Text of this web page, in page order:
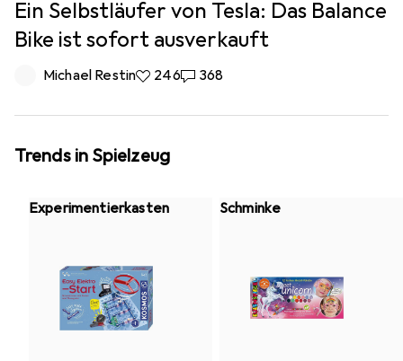
Ein Selbstläufer von Tesla: Das Balance
Bike ist sofort ausverkauft
Michael Restin246 Likes
246368 Kommentare
368
Trends in Spielzeug
Experimentierkasten Schminke